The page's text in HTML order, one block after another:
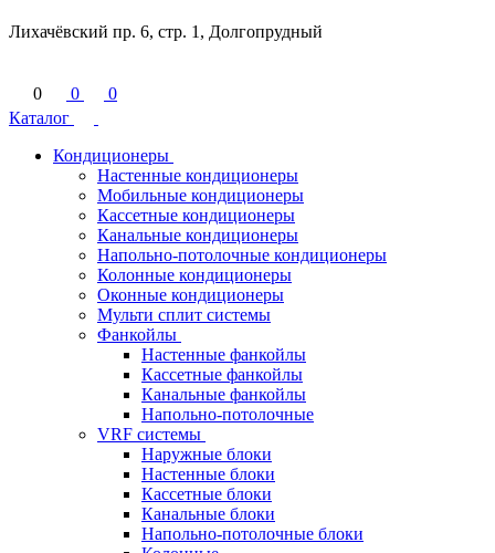
Лихачёвский пр. 6, стр. 1, Долгопрудный
0 0
0
Каталог
Кондиционеры
Настенные кондиционеры
Мобильные кондиционеры
Кассетные кондиционеры
Канальные кондиционеры
Напольно-потолочные кондиционеры
Колонные кондиционеры
Оконные кондиционеры
Мульти сплит системы
Фанкойлы
Настенные фанкойлы
Кассетные фанкойлы
Канальные фанкойлы
Напольно-потолочные
VRF системы
Наружные блоки
Настенные блоки
Кассетные блоки
Канальные блоки
Напольно-потолочные блоки